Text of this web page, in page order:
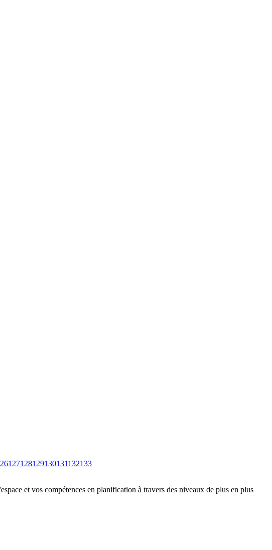
127128129130131132133
et vos compétences en planification à travers des niveaux de plus en plus